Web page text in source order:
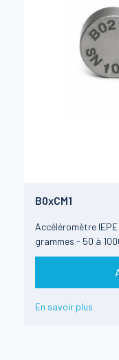
B0xCM1
Accéléromètre
grammes - 50 à
En savoir plus